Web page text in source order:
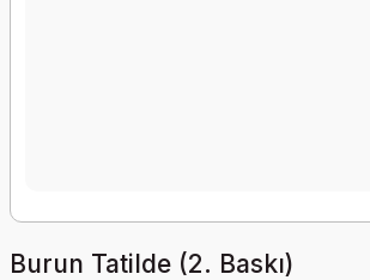
Burun Tatilde (2. Baskı)